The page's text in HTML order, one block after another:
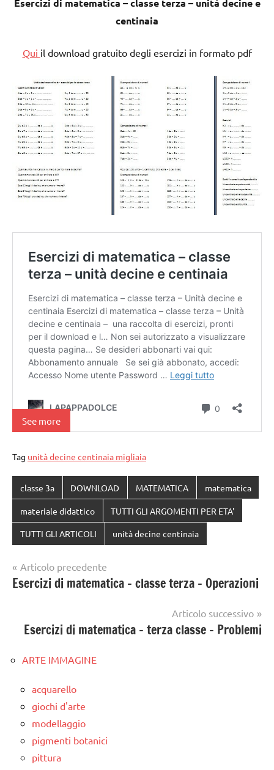
Esercizi di matematica – classe terza – unità decine e
centinaia
Qui il download gratuito degli esercizi in formato pdf
See more
Tag unità decine centinaia migliaia
classe 3a DOWNLOAD MATEMATICA matematica
materiale didattico TUTTI GLI ARGOMENTI PER ETA'
TUTTI GLI ARTICOLI unità decine centinaia
Navigazione
articoli
Articolo precedente
Esercizi di matematica – classe terza – Operazioni
Articolo successivo
Esercizi di matematica – terza classe – Problemi
ARTE IMMAGINE
acquarello
giochi d'arte
modellaggio
pigmenti botanici
pittura